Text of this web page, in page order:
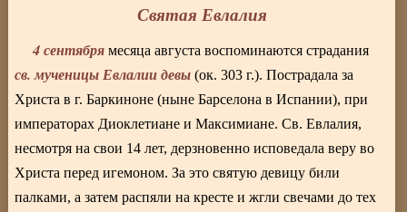
Святая Евлалия
4 сентября месяца августа воспоминаются страдания
св. мученицы Евлалии девы (ок. 303 г.). Пострадала за
Христа в г. Баркиноне (ныне Барселона в Испании), при
императорах Диоклетиане и Максимиане. Св. Евлалия,
несмотря на свои 14 лет, дерзновенно исповедала веру во
Христа перед игемоном. За это святую девицу били
палками, а затем распяли на кресте и жгли свечами до тех